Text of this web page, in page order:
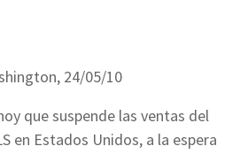
24/05/10
que suspende las ventas del
en Estados Unidos, a la espera